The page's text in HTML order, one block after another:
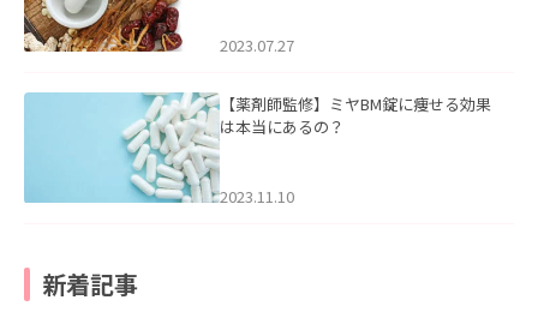
2023.07.27
【薬剤師監修】ミヤBM錠に痩せる効果
は本当にあるの？
2023.11.10
新着記事